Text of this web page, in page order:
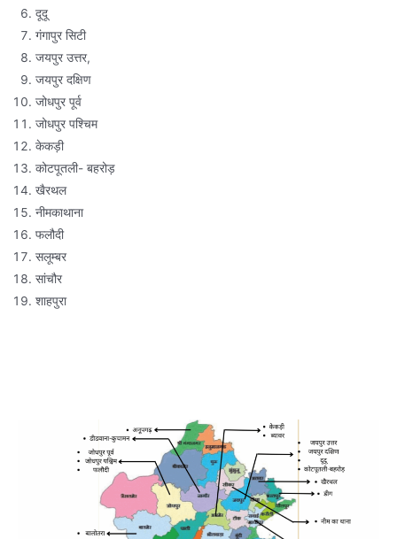
दूदू
गंगापुर सिटी
जयपुर उत्तर,
जयपुर दक्षिण
जोधपुर पूर्व
जोधपुर पश्चिम
केकड़ी
कोटपूतली- बहरोड़
खैरथल
नीमकाथाना
फलौदी
सलूम्बर
सांचौर
शाहपुरा